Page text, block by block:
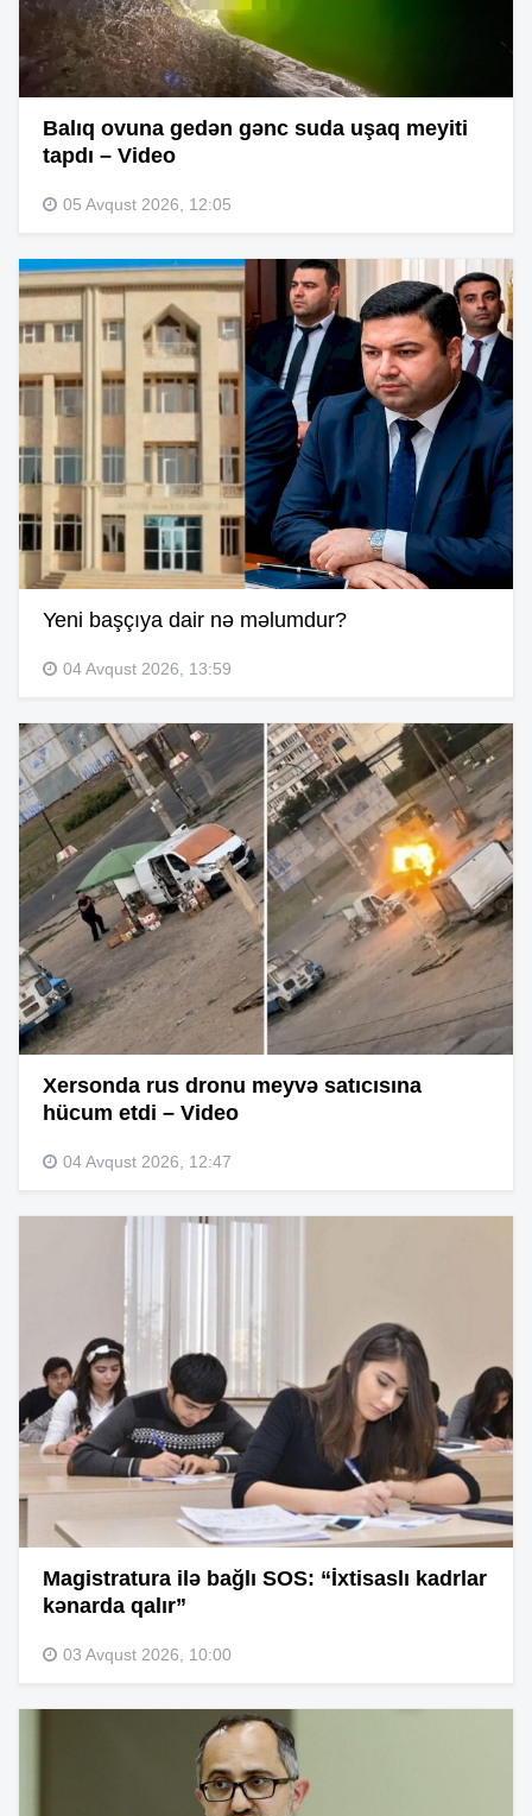
Balıq ovuna gedən gənc suda uşaq meyiti
tapdı – Video
05 Avqust 2026, 12:05
Yeni başçıya dair nə məlumdur?
04 Avqust 2026, 13:59
Xersonda rus dronu meyvə satıcısına
hücum etdi – Video
04 Avqust 2026, 12:47
Magistratura ilə bağlı SOS: “İxtisaslı kadrlar
kənarda qalır”
03 Avqust 2026, 10:00